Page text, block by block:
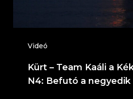
Videó
a
negyedik
helyenKürt – Team Kaáli a
N4: Befutó a negyedik